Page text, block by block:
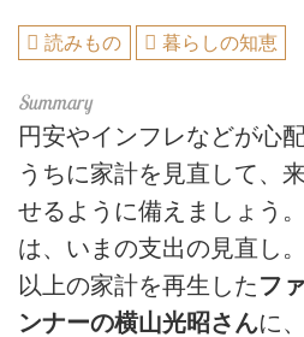
読みもの 暮らしの知恵
円安やインフレなどが心
うちに家計を見直して、
せるように備えましょう
は、いまの支出の見直し
以上の家計を再生したフ
ンナーの横山光昭さんに